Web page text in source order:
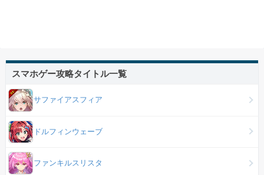
スマホゲー攻略タイトル一覧
サファイアスフィア
ドルフィンウェーブ
ファンキルスリスタ